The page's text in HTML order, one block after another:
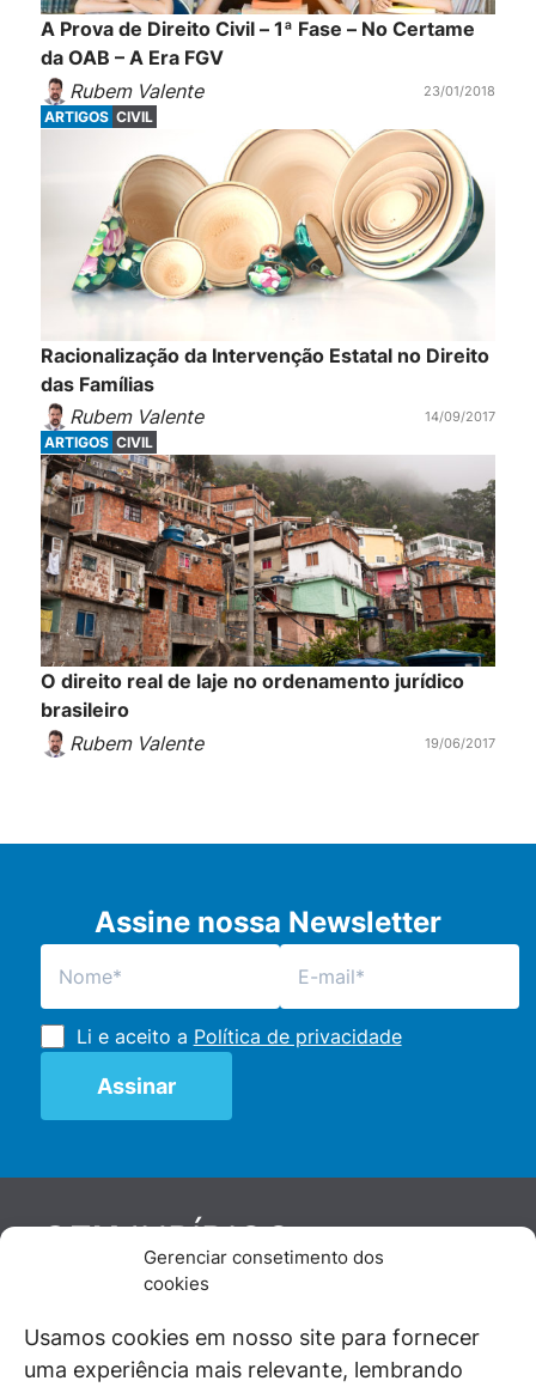
Gerenciar consetimento dos
cookies
Usamos cookies em nosso site para fornecer
uma experiência mais relevante, lembrando
A Prova de Direito Civil – 1ª Fase – No Certame
da OAB – A Era FGV
Rubem Valente
23/01/2018
ARTIGOS CIVIL
Racionalização da Intervenção Estatal no Direito
das Famílias
Rubem Valente
14/09/2017
ARTIGOS CIVIL
O direito real de laje no ordenamento jurídico
brasileiro
Rubem Valente
19/06/2017
Assine nossa Newsletter
Li e aceito a Política de privacidade
GENJURÍDICO
De maneira independente, os autores e
juristas e doutrinadores nacionais, se posicionam
diante de questões relevantes do cotidiano e